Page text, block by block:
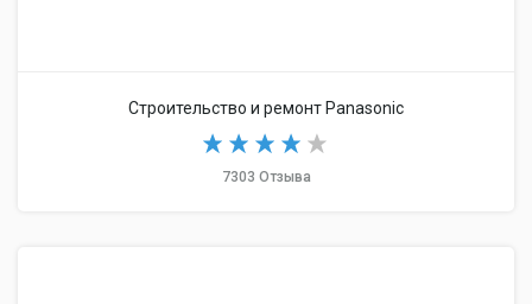
Строительство и ремонт Panasonic
7303 Отзыва